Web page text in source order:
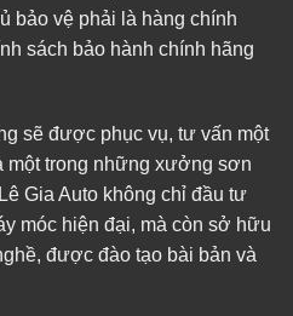
bảo vệ phải là hàng chính
sách bảo hành chính hãng
sẽ được phục vụ, tư vấn một
một trong những xưởng sơn
Gia Auto không chỉ đầu tư
móc hiện đại, mà còn sở hữu
được đào tạo bài bản và